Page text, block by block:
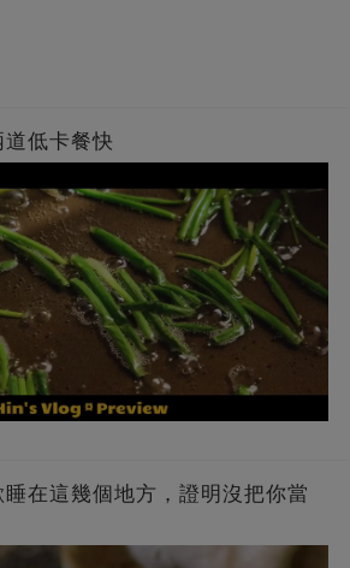
低卡餐快
在這幾個地方，證明沒把你當